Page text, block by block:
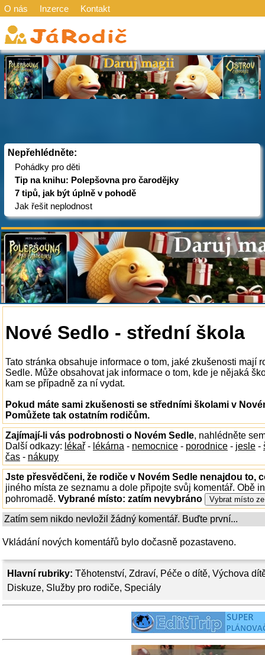
O nás Inzerce Kontakt
Nepřehlédněte:
Pohádky pro děti
Tip na knihu: Polepšovna pro čarodějky
7 tipů, jak být úplně v pohodě
Jak řešit neplodnost
Hlavní rubriky: Těhotenství, Zdraví, Péče o dítě, Výchova
Diskuze, Služby pro rodiče, Speciály
Nové Sedlo - střední škola
Tato stránka obsahuje informace o tom, jaké zkušenosti mají
Sedle. Může obsahovat jak informace o tom, kde je nějaká
kam se případně za ní vydat.
Pokud máte sami zkušenosti se středními školami v
Pomůžete tak ostatním rodičům.
Zajímají-li vás podrobnosti o Novém Sedle, nahlédněte
Další odkazy: lékař - lékárna - nemocnice - porodnice - jesle -
čas - nákupy
Jste přesvědčeni, že rodiče v Novém Sedle nenajdou to,
jiného místa ze seznamu a dole připojte svůj komentář. Obě
pohromadě. Vybrané místo: zatím nevybráno
Zatím sem nikdo nevložil žádný komentář. Buďte první...
Vkládání nových komentářů bylo dočasně pozastaveno.